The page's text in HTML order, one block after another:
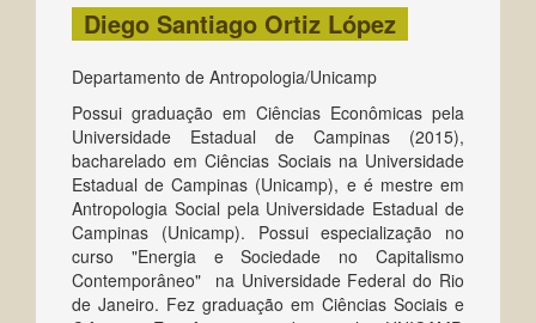
Diego Santiago Ortiz López
Departamento de Antropologia/Unicamp
Possui graduação em Ciências Econômicas pela
Universidade Estadual de Campinas (2015),
bacharelado em Ciências Sociais na Universidade
Estadual de Campinas (Unicamp), e é mestre em
Antropologia Social pela Universidade Estadual de
Campinas (Unicamp). Possui especialização no
curso "Energia e Sociedade no Capitalismo
Contemporâneo" na Universidade Federal do Rio
de Janeiro. Fez graduação em Ciências Sociais e